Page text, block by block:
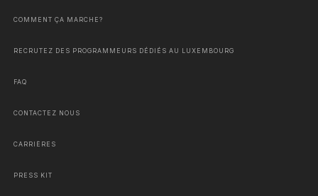
COMMENT ÇA MARCHE?
RECRUTEZ DES PROGRAMMEURS DÉDIÉS AU LUXEMBOURG
FAQ
CONTACTEZ NOUS
CARRIÈRES
PRESS KIT